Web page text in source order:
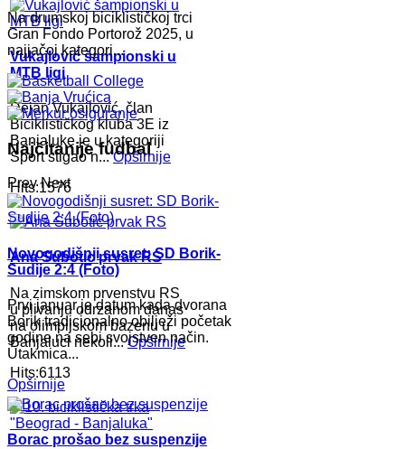
Vukajlović šampionski u
MTB ligi
Dejan Vukajlović, član
Biciklističkog kluba 3E iz
Banjaluke je u kategoriji
Sport stigao n...Opširnije
Hits:1576
Ana Subotic prvak RS
Na zimskom prvenstvu RS
u plivanju odrzanom danas
na olimpijskom bazenu u
Banjaluci nekoli...Opširnije
Hits:6113
Na drumskoj biciklističkoj trci
Gran Fondo Portorož 2025, u
najjačoj kategori...
Najčitanije fudbal
Prev Next
Novogodišnji susret: SD Borik-
Sudije 2:4 (Foto)
Prvi januar je datum kada dvorana
Borik tradicionalno obilježi početak
godine na sebi svojstven način.
Utakmica...
Opširnije
Borac prošao bez suspenzije